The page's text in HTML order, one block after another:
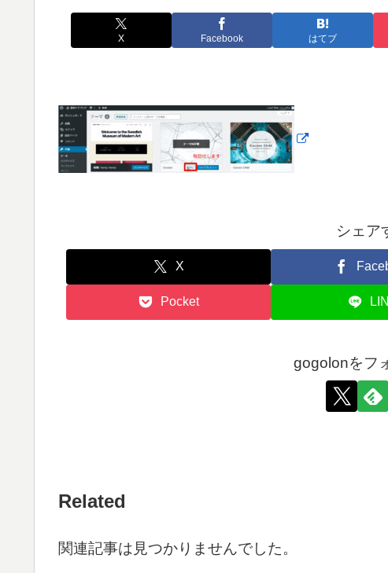
X Facebook はてブ
シェア
X
Pocket
gogolonをフ
Related
関連記事は見つかりませんでした。